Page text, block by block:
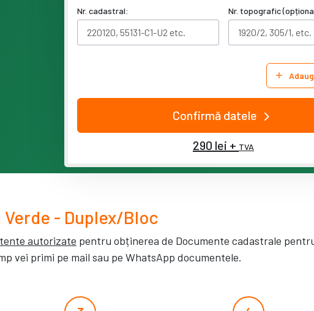
Nr. cadastral: Nr. topografic
Confirmă datele
290 lei + TVA
- Duplex/Bloc
autorizate pentru obținerea de Documente cadastrale
vei primi pe mail sau pe WhatsApp documentele.